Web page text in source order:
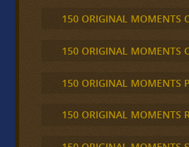
150 ORIGINAL MOMENTS
150 ORIGINAL MOMENTS
150 ORIGINAL MOMENTS
150 ORIGINAL MOMENTS